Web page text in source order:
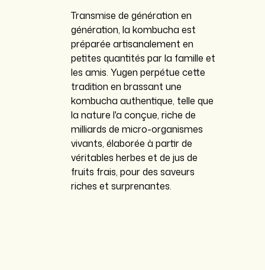
Transmise de génération en
génération, la kombucha est
préparée artisanalement en
petites quantités par la famille et
les amis. Yugen perpétue cette
tradition en brassant une
kombucha authentique, telle que
la nature l'a conçue, riche de
milliards de micro-organismes
vivants, élaborée à partir de
véritables herbes et de jus de
fruits frais, pour des saveurs
riches et surprenantes.